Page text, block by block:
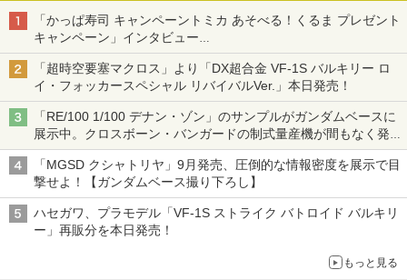
「かっぱ寿司 キャンペーントミカ あそべる！くるま プレゼント
キャンペーン」インタビュー
子どもが楽しめるかっぱ寿司ならではの体験とコラボの楽しさを
追求
「超時空要塞マクロス」より「DX超合金 VF-1S バルキリー ロ
イ・フォッカースペシャル リバイバルVer.」本日発売！
「RE/100 1/100 デナン・ゾン」のサンプルがガンダムベースに
展示中。クロスボーン・バンガードの制式量産機が間もなく発送
【ガンダムベース撮り下ろし】
「MGSD クシャトリヤ」9月発売、圧倒的な情報密度を展示で目
撃せよ！【ガンダムベース撮り下ろし】
ハセガワ、プラモデル「VF-1S ストライク バトロイド バルキリ
ー」再販分を本日発売！
もっと見る